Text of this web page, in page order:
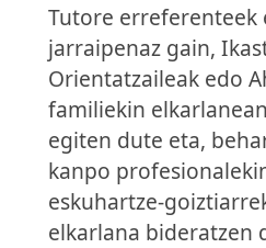
Tutore erreferenteek
jarraipenaz gain,
Orientatzaileak edo
familiekin
egiten dute eta,
kanpo
eskuhartze-
elkarlana bideratzen